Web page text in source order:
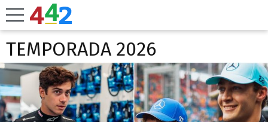
TEMPORADA 2026